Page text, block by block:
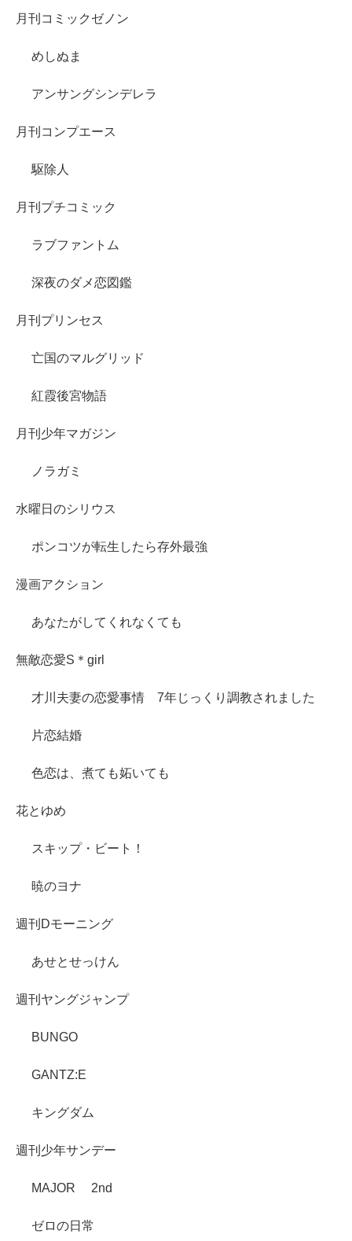
月刊コミックゼノン
めしぬま
アンサングシンデレラ
月刊コンプエース
駆除人
月刊プチコミック
ラブファントム
深夜のダメ恋図鑑
月刊プリンセス
亡国のマルグリッド
紅霞後宮物語
月刊少年マガジン
ノラガミ
水曜日のシリウス
ポンコツが転生したら存外最強
漫画アクション
あなたがしてくれなくても
無敵恋愛S＊girl
才川夫妻の恋愛事情 7年じっくり調教されました
片恋結婚
色恋は、煮ても妬いても
花とゆめ
スキップ・ビート！
暁のヨナ
週刊Dモーニング
あせとせっけん
週刊ヤングジャンプ
BUNGO
GANTZ:E
キングダム
週刊少年サンデー
MAJOR 2nd
ゼロの日常